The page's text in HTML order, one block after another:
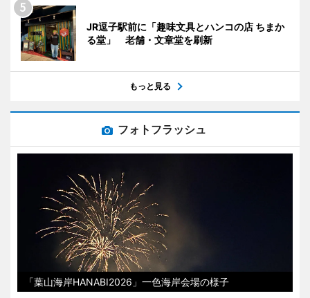
JR逗子駅前に「趣味文具とハンコの店 ちまか
る堂」 老舗・文章堂を刷新
もっと見る
フォトフラッシュ
「葉山海岸HANABI2026」一色海岸会場の様子